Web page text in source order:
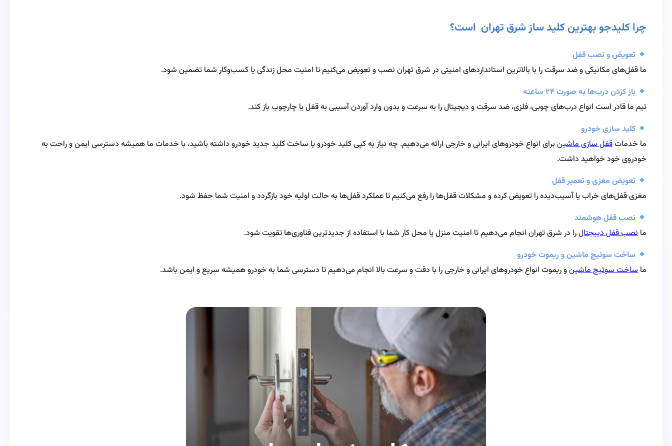
چرا کلیدجو بهترین کلید ساز شرق تهران است؟
تعویض و نصب قفل
ما قفل‌های مکانیکی و ضد سرقت را با بالاترین استانداردهای امنیتی در شرق تهران نصب و تعویض می‌کنیم تا امنیت محل زندگی یا کسب‌وکار شما تضمین شود.
باز کردن درب‌ها به صورت ۲۴ ساعته
تیم ما قادر است انواع درب‌های چوبی، فلزی، ضد سرقت و دیجیتال را به سرعت و بدون وارد آوردن آسیبی به قفل یا چارچوب باز کند.
کلید سازی خودرو
ما خدماتقفل سازی ماشین برای انواع خودروهای ایرانی و خارجی ارائه می‌دهیم. چه نیاز به کپی کلید خودرو یا ساخت کلید جدید خودرو داشته باشید، با خدمات ما همیشه دسترسی ایمن و راحت به
خودروی خود خواهید داشت.
تعویض مغزی و تعمیر قفل
مغزی قفل‌های خراب یا آسیب‌دیده را تعویض کرده و مشکلات قفل‌ها را رفع می‌کنیم تا عملکرد قفل‌ها به حالت اولیه خود بازگردد و امنیت شما حفظ شود.
نصب قفل هوشمند
ما نصب قفل دییجتالرا در شرق تهران انجام می‌دهیم تا امنیت منزل یا محل کار شما با استفاده از جدیدترین فناوری‌ها تقویت شود.
ساخت سوئیچ ماشین و ریموت خودرو
ما ساخت سوئیچ ماشینو ریموت انواع خودروهای ایرانی و خارجی را با دقت و سرعت بالا انجام می‌دهیم تا دسترسی شما به خودرو همیشه سریع و ایمن باشد.